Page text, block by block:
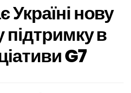
нову
в
G7